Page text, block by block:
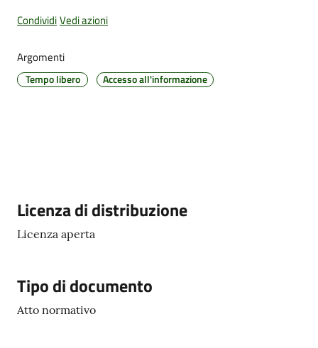
Tutti
gli
CondividiVedi azioni
Argomenti
Tempo libero Accesso all'informazione
Descrizione
Licenza di distribuzione
Licenza aperta
Tipo di documento
Atto normativo